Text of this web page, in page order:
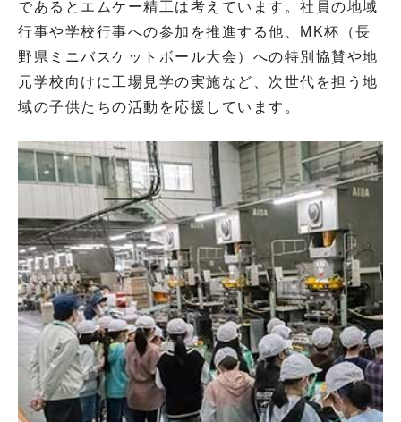
であるとエムケー精工は考えています。社員の地域
行事や学校行事への参加を推進する他、MK杯（長
野県ミニバスケットボール大会）への特別協賛や地
元学校向けに工場見学の実施など、次世代を担う地
域の子供たちの活動を応援しています。